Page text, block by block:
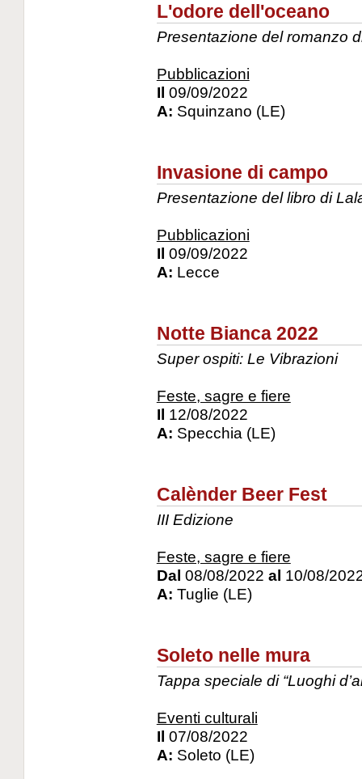
L'odore dell'oceano
Presentazione del romanzo
Pubblicazioni
Il 09/09/2022
A: Squinzano (LE)
Invasione di campo
Presentazione del libro di
Pubblicazioni
Il 09/09/2022
A: Lecce
Notte Bianca 2022
Super ospiti: Le Vibrazioni
Feste, sagre e fiere
Il 12/08/2022
A: Specchia (LE)
Calènder Beer Fest
III Edizione
Feste, sagre e fiere
Dal 08/08/2022 al 10/08/
A: Tuglie (LE)
Soleto nelle mura
Tappa speciale di “Luoghi
Eventi culturali
Il 07/08/2022
A: Soleto (LE)